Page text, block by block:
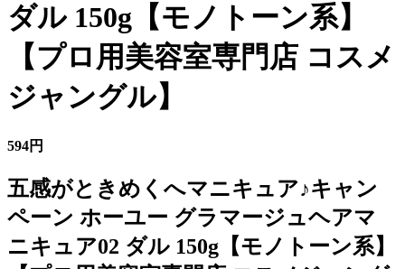
ダル 150g【モノトーン系】
【プロ用美容室専門店 コスメ
ジャングル】
594円
五感がときめくへマニキュア♪キャン
ペーン ホーユー グラマージュヘアマ
ニキュア02 ダル 150g【モノトーン系】